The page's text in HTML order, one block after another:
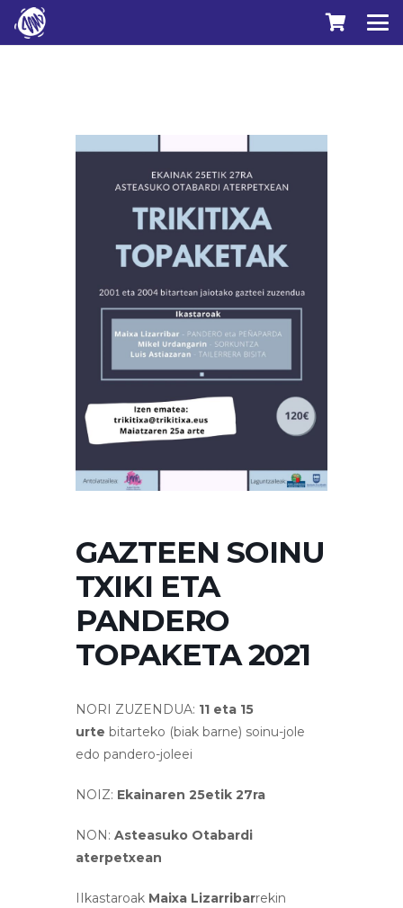
GAZTEEN SOINU
TXIKI ETA
PANDERO
TOPAKETA 2021
NORI ZUZENDUA: 11 eta 15
urte bitarteko (biak barne) soinu-jole
edo pandero-joleei
NOIZ: Ekainaren 25etik 27ra
NON: Asteasuko Otabardi
aterpetxean
IIkastaroak Maixa Lizarribarrekin